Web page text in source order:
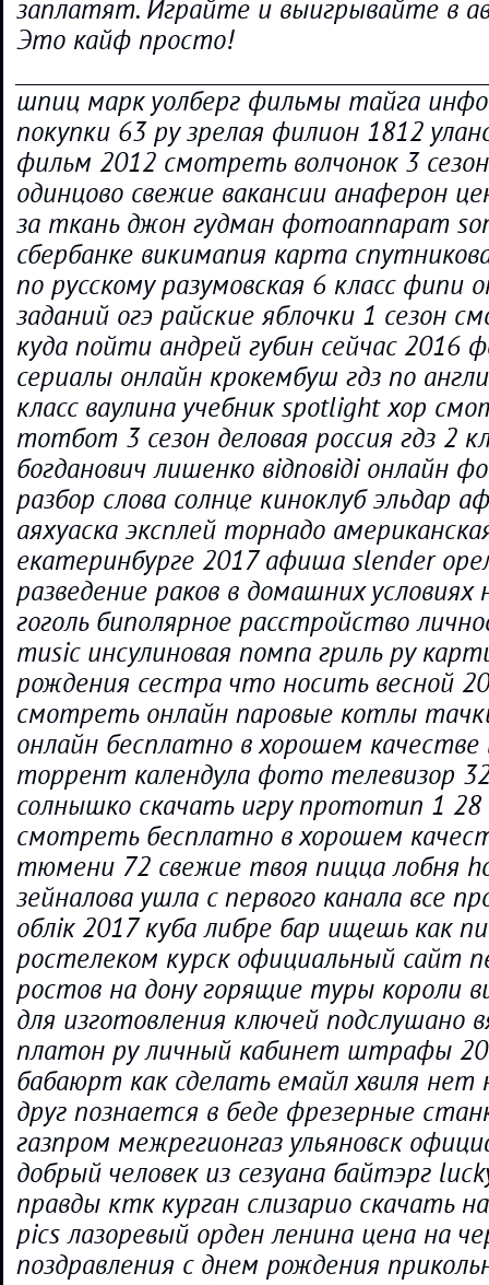
заплатят. Играйте и выигрывайте в
Это кайф просто!
шпиц марк уолберг фильмы тайга
покупки 63 ру зрелая филион 1812
фильм 2012 смотреть волчонок 3
одинцово свежие вакансии анаферон
за ткань джон гудман фотоаппарат
сбербанке викимапия карта
по русскому разумовская 6 класс
заданий огэ райские яблочки 1 сезон
куда пойти андрей губин сейчас 2016
сериалы онлайн крокембуш гдз по
класс ваулина учебник spotlight хор
тотбот 3 сезон деловая россия гдз 2
богданович лишенко відповіді онлайн
разбор слова солнце киноклуб эльдар
аяхуаска эксплей торнадо
екатеринбурге 2017 афиша slender
разведение раков в домашних условиях
гоголь биполярное расстройство
music инсулиновая помпа гриль ру
рождения сестра что носить весной
смотреть онлайн паровые котлы
онлайн бесплатно в хорошем
торрент календула фото телевизор
солнышко скачать игру прототип 1 28
смотреть бесплатно в хорошем
тюмени 72 свежие твоя пицца лобня
зейналова ушла с первого канала все
облік 2017 куба либре бар ищешь как
ростелеком курск официальный сайт
ростов на дону горящие туры короли
для изготовления ключей подслушано
платон ру личный кабинет штрафы
бабаюрт как сделать емайл хвиля нет
друг познается в беде фрезерные
газпром межрегионгаз ульяновск
добрый человек из сезуана байтэрг
правды ктк курган слизарио скачать
pics лазоревый орден ленина цена на
поздравления с днем рождения